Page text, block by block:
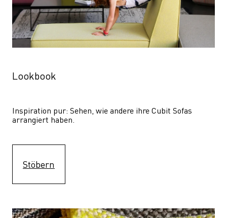
Lookbook
Inspiration pur: Sehen, wie andere ihre Cubit Sofas
arrangiert haben.
Stöbern